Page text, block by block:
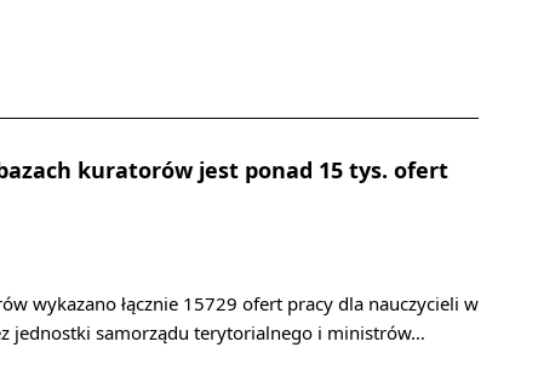
kuratorów jest ponad 15 tys. ofert
wykazano łącznie 15729 ofert pracy dla nauczycieli w
jednostki samorządu terytorialnego i ministrów…